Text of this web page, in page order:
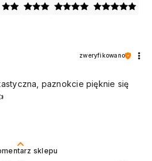
sklepu
zweryfikowano
paznokcie pięknie się